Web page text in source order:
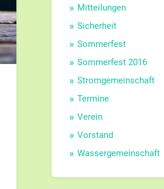
Mitteilungen
Sicherheit
Sommerfest
Sommerfest 2016
Stromgemeinschaft
Termine
Verein
Vorstand
Wassergemeinschaft